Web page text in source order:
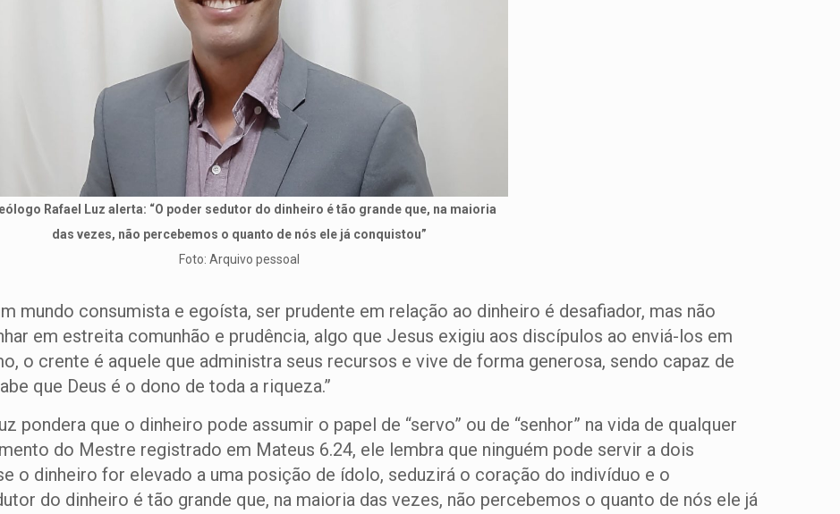
Rafael Luz alerta: “O poder sedutor do dinheiro é tão grande que, na maioria
das vezes, não percebemos o quanto de nós ele já conquistou”
Foto: Arquivo pessoal
mundo consumista e egoísta, ser prudente em relação ao dinheiro é desafiador, mas não
em estreita comunhão e prudência, algo que Jesus exigiu aos discípulos ao enviá-los em
o crente é aquele que administra seus recursos e vive de forma generosa, sendo capaz de
que Deus é o dono de toda a riqueza.”
pondera que o dinheiro pode assumir o papel de “servo” ou de “senhor” na vida de qualquer
do Mestre registrado em Mateus 6.24, ele lembra que ninguém pode servir a dois
o dinheiro for elevado a uma posição de ídolo, seduzirá o coração do indivíduo e o
do dinheiro é tão grande que, na maioria das vezes, não percebemos o quanto de nós ele já